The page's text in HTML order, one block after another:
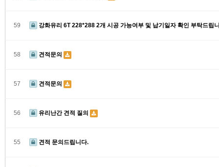
59 강화유리 6T 228*288 2개 시공 가능여부 및 납기일자 확인 부탁드립
58 견적문의
57 견적문의
56 유리난간 견적 질의
55 견적 문의드립니다.